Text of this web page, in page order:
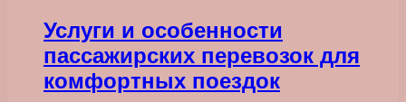
Услуги и особенности
пассажирских перевозок для
комфортных поездок